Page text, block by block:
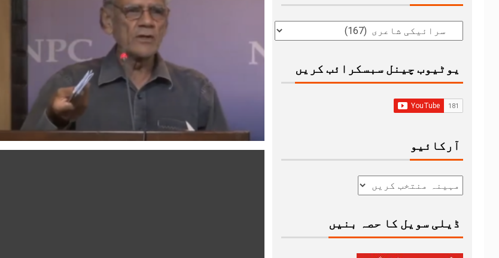
یوٹیوب چینل سبسکرائب کریں
آرکائیو
ڈیلی سویل کا حصہ بنیں